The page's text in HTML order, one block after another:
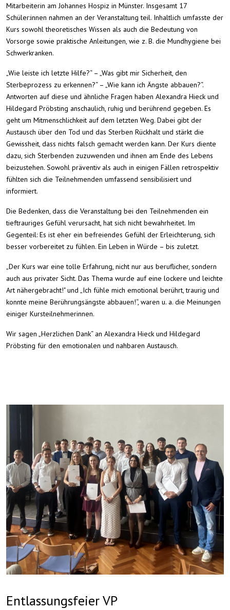
Mitarbeiterin am Johannes Hospiz in Münster. Insgesamt 17
Schüler:innen nahmen an der Veranstaltung teil. Inhaltlich umfasste der
Kurs sowohl theoretisches Wissen als auch die Bedeutung von
Vorsorge sowie praktische Anleitungen, wie z. B. die Mundhygiene bei
Schwerkranken.
„Wie leiste ich letzte Hilfe?“ – „Was gibt mir Sicherheit, den
Sterbeprozess zu erkennen?“ – „Wie kann ich Ängste abbauen?“.
Antworten auf diese und ähnliche Fragen haben Alexandra Hieck und
Hildegard Pröbsting anschaulich, ruhig und berührend gegeben. Es
geht um Mitmenschlichkeit auf dem letzten Weg. Dabei gibt der
Austausch über den Tod und das Sterben Rückhalt und stärkt die
Gewissheit, dass nichts falsch gemacht werden kann. Der Kurs diente
dazu, sich Sterbenden zuzuwenden und ihnen am Ende des Lebens
beizustehen. Sowohl präventiv als auch in einigen Fällen retrospektiv
fühlten sich die Teilnehmenden umfassend sensibilisiert und
informiert.
Die Bedenken, dass die Veranstaltung bei den Teilnehmenden ein
tieftrauriges Gefühl verursacht, hat sich nicht bewahrheitet. Im
Gegenteil: Es ist eher ein befreiendes Gefühl der Erleichterung, sich
besser vorbereitet zu fühlen. Ein Leben in Würde – bis zuletzt.
„Der Kurs war eine tolle Erfahrung, nicht nur aus beruflicher, sondern
auch aus privater Sicht. Das Thema wurde auf eine lockere und leichte
Art nähergebracht!" und „Ich fühle mich emotional berührt, traurig und
konnte meine Berührungsängste abbauen!“, waren u. a. die Meinungen
einiger Kursteilnehmerinnen.
Wir sagen „Herzlichen Dank“ an Alexandra Hieck und Hildegard
Pröbsting für den emotionalen und nahbaren Austausch.
Entlassungsfeier VP